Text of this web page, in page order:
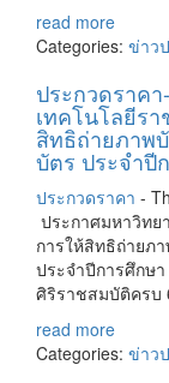
read more
Categories: ข่าว
ประกวดราค
เทคโนโลยีรา
สิทธิถ่ายภาพ
บัตร ประจำปี
ประกวดราคา -
ประกาศมหาวิทย
การให้สิทธิถ่าย
ประจำปีการศึกษ
ศิริราชสมบัติครบ
read more
Categories: ข่าว